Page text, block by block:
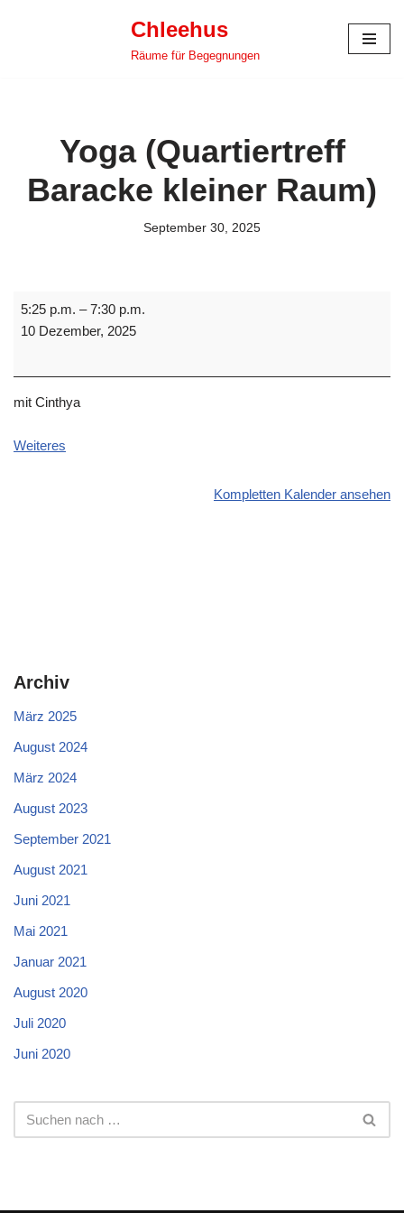
Chleehus
Räume für Begegnungen
Yoga (Quartiertreff
Baracke kleiner Raum)
September 30, 2025
5:25 p.m. –7:30 p.m.
10 Dezember, 2025
mit Cinthya
Weiteres
Kompletten Kalender ansehen
Archiv
März 2025
August 2024
März 2024
August 2023
September 2021
August 2021
Juni 2021
Mai 2021
Januar 2021
August 2020
Juli 2020
Juni 2020